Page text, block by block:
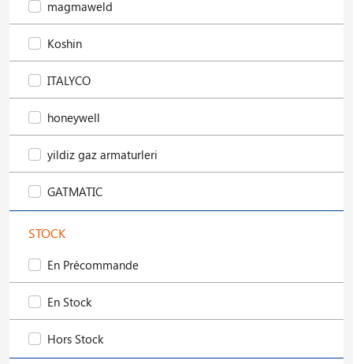
magmaweld
Koshin
ITALYCO
honeywell
yildiz gaz armaturleri
GATMATIC
STOCK
En Précommande
En Stock
Hors Stock